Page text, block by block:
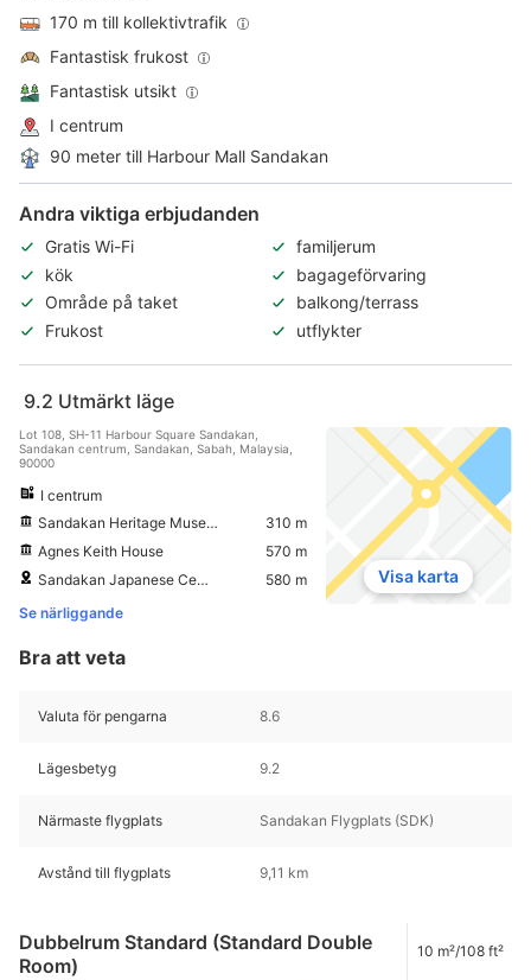
170 m till kollektivtrafik
Fantastisk frukost
Fantastisk utsikt
I centrum
90 meter till Harbour Mall Sandakan
Andra viktiga erbjudanden
Gratis Wi-Fi
familjerum
kök
bagageförvaring
Område på taket
balkong/terrass
Frukost
utflykter
9.2 Utmärkt läge
Lot 108, SH-11 Harbour Square Sandakan,
Sandakan centrum, Sandakan, Sabah, Malaysia,
90000
I centrum
Sandakan Heritage Museum
310 m
Agnes Keith House
570 m
Sandakan Japanese Cemetery
580 m
Se närliggande
Visa karta
Bra att veta
Valuta för pengarna 8.6
Lägesbetyg 9.2
Närmaste flygplats Sandakan Flygplats (SDK)
Avstånd till flygplats 9,11 km
Dubbelrum Standard (Standard Double
Room)
10 m²/108 ft²